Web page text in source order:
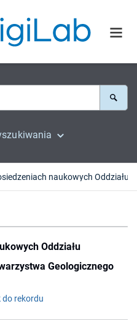
Oddziału
Geologicznego
do rekordu